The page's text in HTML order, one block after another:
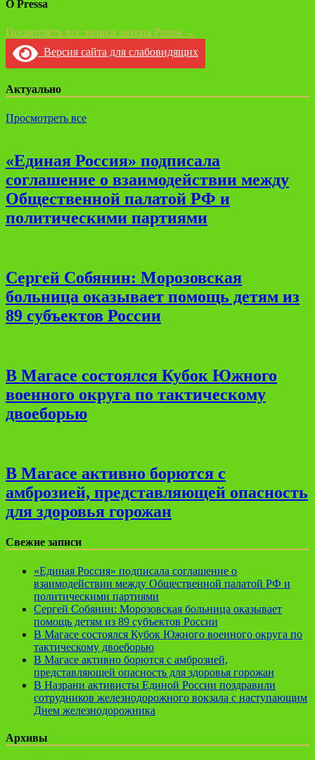
О Pressa
Посмотреть все записи автора Pressa →
Версия сайта для слабовидящих
Актуально
Просмотреть все
«Единая Россия» подписала
соглашение о взаимодействии между
Общественной палатой РФ и
политическими партиями
Сергей Собянин: Морозовская
больница оказывает помощь детям из
89 субъектов России
В Магасе состоялся Кубок Южного
военного округа по тактическому
двоеборью
В Магасе активно борются с
амброзией, представляющей опасность
для здоровья горожан
Свежие записи
«Единая Россия» подписала соглашение о
взаимодействии между Общественной палатой РФ и
политическими партиями
Сергей Собянин: Морозовская больница оказывает
помощь детям из 89 субъектов России
В Магасе состоялся Кубок Южного военного округа по
тактическому двоеборью
В Магасе активно борются с амброзией,
представляющей опасность для здоровья горожан
В Назрани активисты Единой России поздравили
сотрудников железнодорожного вокзала с наступающим
Днем железнодорожника
Архивы